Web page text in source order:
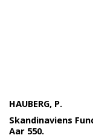
HAUBERG, P.
Skandinaviens
Aar 550.